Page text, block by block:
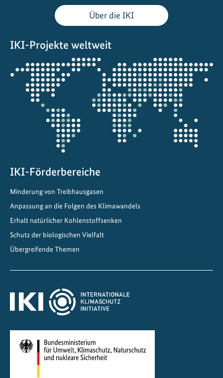
b
A
t
a
r
t
e
Über die IKI
IKI-Projekte weltweit
Öffnet
die
Projektkarte
IKI-Förderbereiche
Minderung von Treibhausgasen
Anpassung an die Folgen des Klimawandels
Erhalt natürlicher Kohlenstoffsenken
Schutz der biologischen Vielfalt
Übergreifende Themen